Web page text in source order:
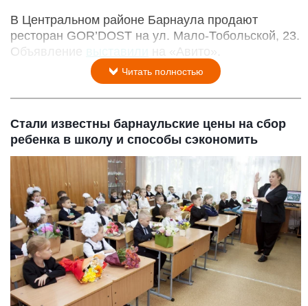
В Центральном районе Барнаула продают
ресторан GOR’DOST на ул. Мало-Тобольской, 23.
Объявление
на «Авито».
Читать полностью
Стали известны барнаульские цены на сбор
ребенка в школу и способы сэкономить